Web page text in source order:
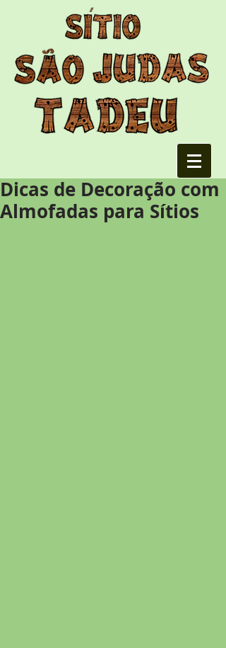
Dicas de Decoração com
Almofadas para Sítios